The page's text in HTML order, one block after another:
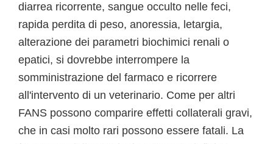
diarrea ricorrente, sangue occulto nelle feci,
rapida perdita di peso, anoressia, letargia,
alterazione dei parametri biochimici renali o
epatici, si dovrebbe interrompere la
somministrazione del farmaco e ricorrere
all'intervento di un veterinario. Come per altri
FANS possono comparire effetti collaterali gravi,
che in casi molto rari possono essere fatali. La